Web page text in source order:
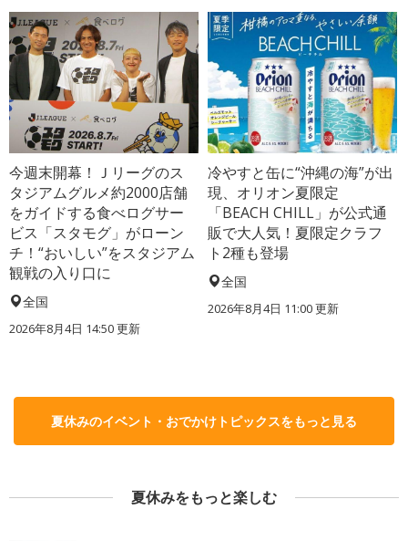
今週末開幕！Ｊリーグのス
タジアムグルメ約2000店舗
をガイドする食べログサー
ビス「スタモグ」がローン
チ！“おいしい”をスタジアム
観戦の入り口に
全国
2026年8月4日 14:50更新
冷やすと缶に“沖縄の海”が出
現、オリオン夏限定
「BEACH CHILL」が公式通
販で大人気！夏限定クラフ
ト2種も登場
全国
2026年8月4日 11:00更新
夏休みのイベント・おでかけトピックスをもっと見る
夏休みをもっと楽しむ